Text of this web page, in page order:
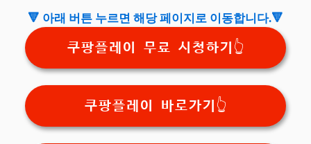
🔻 아래 버튼 누르면 해당 페이지로 이동합니다.🔻
쿠팡플레이 무료 시청하기👆
쿠팡플레이 바로가기👆